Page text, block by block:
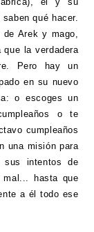
qué hacer.
de Arek y mago,
la verdadera
Pero hay un
en su nuevo
o escoges un
o te
cumpleaños
una misión para
sus intentos de
mal... hasta que
a él todo ese